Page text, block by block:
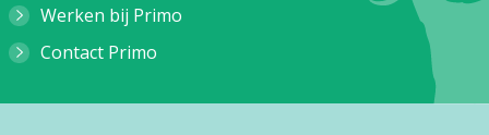
Werken bij Primo
Contact Primo